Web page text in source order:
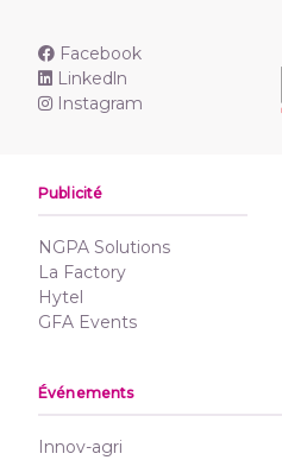
Facebook
Linkedln
Instagram
Publicité
NGPA Solutions
La Factory
Hytel
GFA Events
Événements
Innov-agri